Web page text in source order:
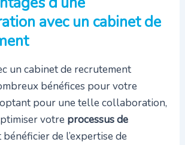
avec un cabinet de
un cabinet de recrutement
bénéfices pour votre
pour une telle collaboration,
votre processus de
de l’expertise de